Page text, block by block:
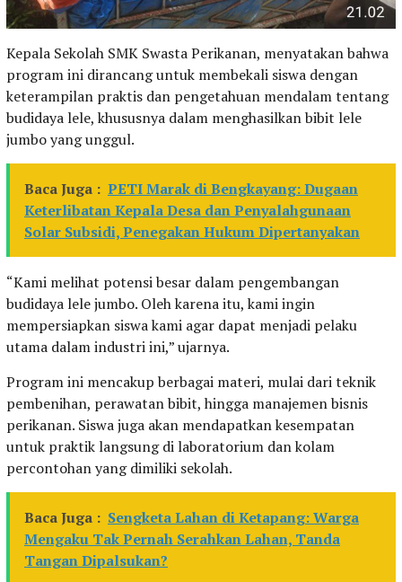
Kepala Sekolah SMK Swasta Perikanan, menyatakan bahwa
program ini dirancang untuk membekali siswa dengan
keterampilan praktis dan pengetahuan mendalam tentang
budidaya lele, khususnya dalam menghasilkan bibit lele
jumbo yang unggul.
Baca Juga : PETI Marak di Bengkayang: Dugaan
Keterlibatan Kepala Desa dan Penyalahgunaan
Solar Subsidi, Penegakan Hukum Dipertanyakan
“Kami melihat potensi besar dalam pengembangan
budidaya lele jumbo. Oleh karena itu, kami ingin
mempersiapkan siswa kami agar dapat menjadi pelaku
utama dalam industri ini,” ujarnya.
Program ini mencakup berbagai materi, mulai dari teknik
pembenihan, perawatan bibit, hingga manajemen bisnis
perikanan. Siswa juga akan mendapatkan kesempatan
untuk praktik langsung di laboratorium dan kolam
percontohan yang dimiliki sekolah.
Baca Juga : Sengketa Lahan di Ketapang: Warga
Mengaku Tak Pernah Serahkan Lahan, Tanda
Tangan Dipalsukan?